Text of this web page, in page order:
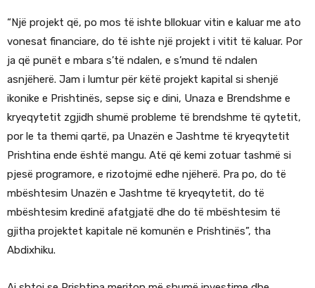
“Një projekt që, po mos të ishte bllokuar vitin e kaluar me ato
vonesat financiare, do të ishte një projekt i vitit të kaluar. Por
ja që punët e mbara s’të ndalen, e s’mund të ndalen
asnjëherë. Jam i lumtur për këtë projekt kapital si shenjë
ikonike e Prishtinës, sepse siç e dini, Unaza e Brendshme e
kryeqytetit zgjidh shumë probleme të brendshme të qytetit,
por le ta themi qartë, pa Unazën e Jashtme të kryeqytetit
Prishtina ende është mangu. Atë që kemi zotuar tashmë si
pjesë programore, e rizotojmë edhe njëherë. Pra po, do të
mbështesim Unazën e Jashtme të kryeqytetit, do të
mbështesim kredinë afatgjatë dhe do të mbështesim të
gjitha projektet kapitale në komunën e Prishtinës”, tha
Abdixhiku.